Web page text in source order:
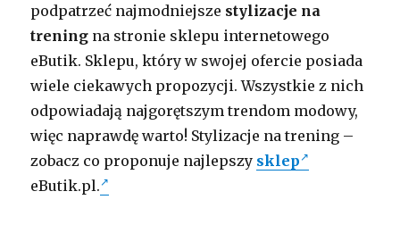
podpatrzeć najmodniejsze stylizacje na
trening na stronie sklepu internetowego
eButik. Sklepu, który w swojej ofercie posiada
wiele ciekawych propozycji. Wszystkie z nich
odpowiadają najgorętszym trendom modowy,
więc naprawdę warto! Stylizacje na trening –
zobacz co proponuje najlepszy sklep
eButik.pl.